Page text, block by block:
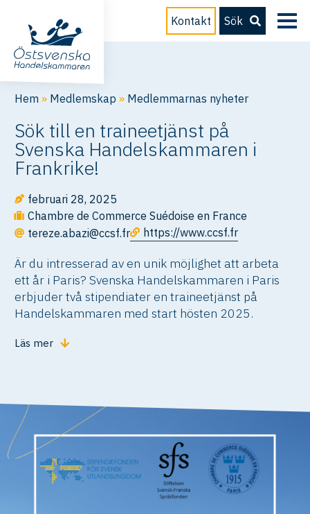
Kontakt Sök
Hem » Medlemskap » Medlemmarnas nyheter
Sök till en traineetjänst på
Svenska Handelskammaren i
Frankrike!
februari 28, 2025
Chambre de Commerce Suédoise en France
tereze.abazi@ccsf.fr
https://www.ccsf.fr
Är du intresserad av en unik möjlighet att arbeta
ett år i Paris? Svenska Handelskammaren i Paris
erbjuder två stipendiater en traineetjänst på
Handelskammaren med start hösten 2025.
Läs mer